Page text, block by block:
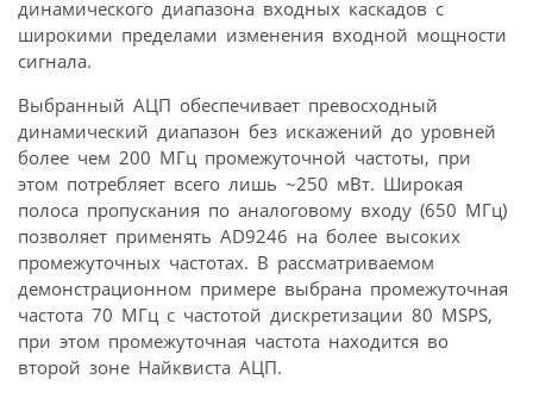
динамического диапазона входных каскадов с
широкими пределами изменения входной мощности
сигнала.
Выбранный АЦП обеспечивает превосходный
динамический диапазон без искажений до уровней
более чем 200 МГц промежуточной частоты, при
этом потребляет всего лишь ~250 мВт. Широкая
полоса пропускания по аналоговому входу (650 МГц)
позволяет применять AD9246 на более высоких
промежуточных частотах. В рассматриваемом
демонстрационном примере выбрана промежуточная
частота 70 МГц с частотой дискретизации 80 MSPS,
при этом промежуточная частота находится во
второй зоне Найквиста АЦП.